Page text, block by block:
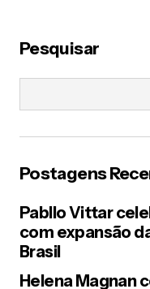
Pesquisar
Postagens
Pabllo Vittar
com expansão
Brasil
Helena Magnan